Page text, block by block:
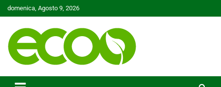
Skip
to
domenica, Agosto 9, 2026
Ecoo.it